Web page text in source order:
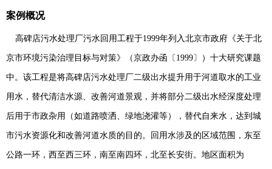
案例概况
高碑店污水处理厂污水回用 工程于1999年列入北京市政府《关于北
京市环境污染治理目标与对策》（京政办函〔 1999 〕）十大研究课题
中。该工程是将高碑店污水处理厂二级出水提升用于河道取水的工业
用水，替代清洁水源、改善河道景观，并将部分二级出水经深度处理
后用于市政杂用（如道路喷洒、绿地浇灌等），替代自来水，达到城
市污水资源化和改善河道水质的目的。回用水涉及的区域范围，东至
公路一环，西至西三环，南至南四环，北至长安街。地区面积为